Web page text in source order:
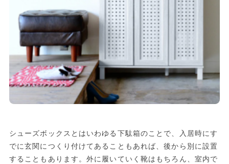
シューズボックスとはいわゆる下駄箱のことで、入居時にす
でに玄関につくり付けてあることもあれば、後から別に設置
することもあります。外に履いていく靴はもちろん、室内で